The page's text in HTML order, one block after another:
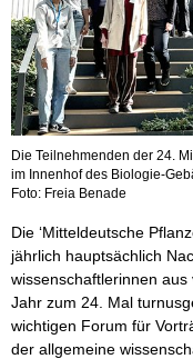
Die Teilnehmenden der 24.
im Innenhof des Biologie-
Foto: Freia Benade
Die ‘Mitteldeutsche
jährlich hauptsächlich
wissenschaftlerinnen
Jahr zum 24. Mal
wichtigen Forum für
der allgemeine